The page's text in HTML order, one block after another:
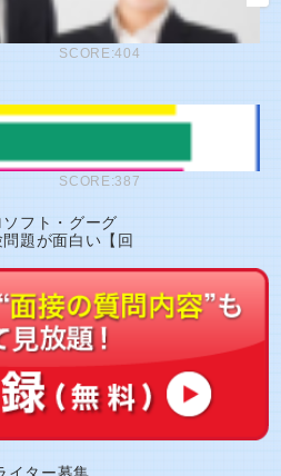
SCORE:404
SCORE:387
フト・グーグ
題が面白い【回